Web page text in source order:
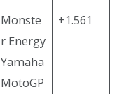
Monste
r Energy
Yamaha
MotoGP
+1.561